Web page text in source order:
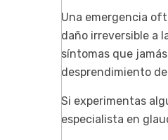
Una emergencia
daño irreversible a
síntomas que
desprendimiento
Si experimentas
especialista en